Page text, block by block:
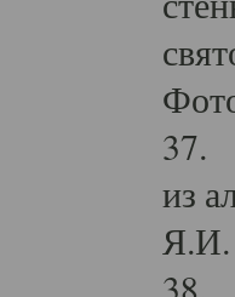
37.
из
Я.И.